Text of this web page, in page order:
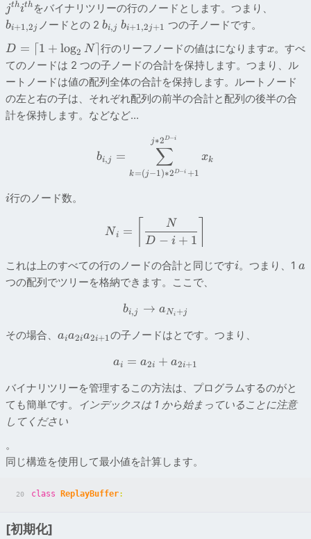
jthith をバイナリツリーの行のノードとします。つまり、
bi+1,2j ノードとの 2 bi,j bi+1,2j+1 つの子ノードです。
D = ⌈1 + log2 N⌉行のリーフノードの値はになりますx。すべ
てのノードは 2 つの子ノードの合計を保持します。つまり、ル
ートノードは値の配列全体の合計を保持します。ルートノード
の左と右の子は、それぞれ配列の前半の合計と配列の後半の合
計を保持します。などなど...
bi,j =
k=(j−1 )∗2D−i +1
∑
j∗2 D−i
xk
i行のノード数。
Ni =
D − i + 1
N
これは上のすべての行のノードの合計と同じですi。つまり、1 a
つの配列でツリーを格納できます。ここで、
bi,j → aNi +j
その場合、 aia2ia2i+1の子ノードはとです。つまり、
ai = a2i + a2i+1
バイナリツリーを管理するこの方法は、プログラムするのがと
ても簡単です。
インデックスは 1 から始まっていることに注意
してください
。
同じ構造を使用して最小値を計算します。
20 class ReplayBuffer:
[初期化]